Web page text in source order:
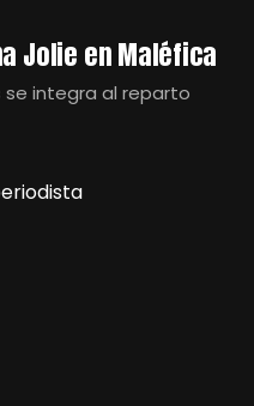
Jolie en Maléfica
se integra al reparto